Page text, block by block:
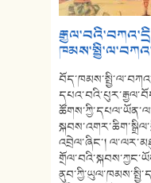
འབྲེལ་ཞིང་།